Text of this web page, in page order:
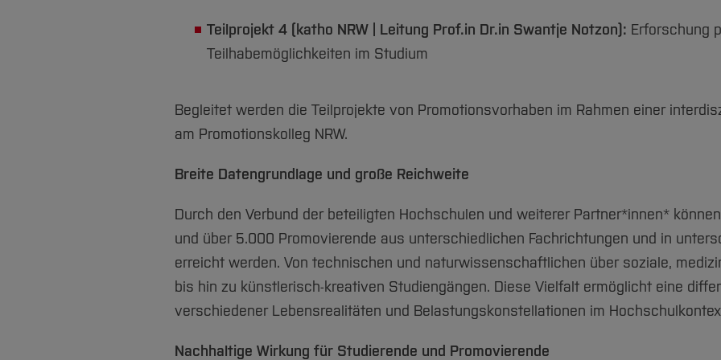
Teilprojekt 4 (katho NRW | Leitung Prof.in Dr.in Swantje Notzon): Erforschung
Teilhabemöglichkeiten im Studium
Begleitet werden die Teilprojekte von Promotionsvorhaben im Rahmen einer
am Promotionskolleg NRW.
Breite Datengrundlage und große Reichweite
Durch den Verbund der beteiligten Hochschulen und weiterer Partner*innen*
und über 5.000 Promovierende aus unterschiedlichen Fachrichtungen und in
erreicht werden. Von technischen und naturwissenschaftlichen über soziale,
bis hin zu künstlerisch-kreativen Studiengängen. Diese Vielfalt ermöglicht eine
verschiedener Lebensrealitäten und Belastungskonstellationen im
Nachhaltige Wirkung für Studierende und Promovierende